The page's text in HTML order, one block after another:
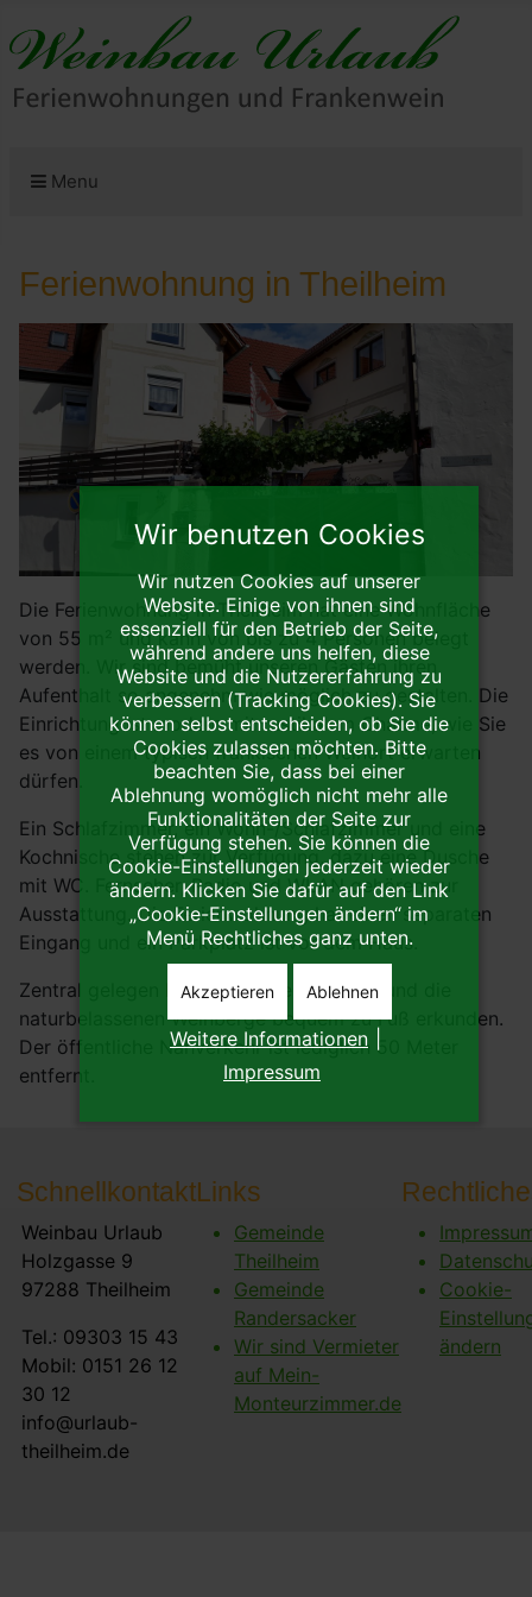
Menu
Ferienwohnung in Theilheim
Die Ferienwohnung in Theilheim hat eine Wohnfläche
von 55 m² und kann von bis zu 4 Personen belegt
werden. Wir sind bemüht unseren Gästen ihren
Aufenthalt so angenehm wie möglich zu gestalten. Die
Einrichtung ist modern mit rustikalem Charme, wie Sie
es von einem typisch fränkischen Weinort erwarten
dürfen.
Ein Schlafzimmer, ein Wohn-/Schlafzimmer und eine
Kochnische stehen zur Verfügung, dazu eine Dusche
mit WC. Fernseher, Radio und WLAN gehören zur
Ausstattung. Die Ferienwohnung hat einen separaten
Eingang und ein Parkplatz ist vor dem Haus.
Zentral gelegen können Sie den Weinort und die
naturbelassenen Weinberge bequem zu Fuß erkunden.
Der öffentliche Nahverkehr ist lediglich 50 Meter
entfernt.
Schnellkontakt
Weinbau Urlaub
Holzgasse 9
97288 Theilheim
Tel.: 09303 15 43
Mobil: 0151 26 12
30 12
info@urlaub-
theilheim.de
Links
Gemeinde
Theilheim
Gemeinde
Randersacker
Wir sind Vermieter
auf Mein-
Monteurzimmer.de
Cookie-
ändern
Wir benutzen Cookies
Wir nutzen Cookies auf unserer
Website. Einige von ihnen sind
essenziell für den Betrieb der Seite,
während andere uns helfen, diese
Website und die Nutzererfahrung zu
verbessern (Tracking Cookies). Sie
können selbst entscheiden, ob Sie die
Cookies zulassen möchten. Bitte
beachten Sie, dass bei einer
Ablehnung womöglich nicht mehr alle
Funktionalitäten der Seite zur
Verfügung stehen. Sie können die
Cookie-Einstellungen jederzeit wieder
ändern. Klicken Sie dafür auf den Link
„Cookie-Einstellungen ändern“ im
Menü Rechtliches ganz unten.
Akzeptieren Ablehnen
Weitere Informationen
Impressum